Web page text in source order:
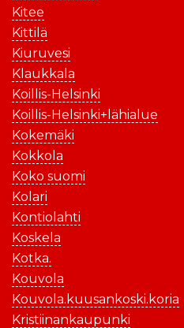
Kitee
Kittilä
Kiuruvesi
Klaukkala
Koillis-Helsinki
Koillis-Helsinki+lähialue
Kokemäki
Kokkola
Koko suomi
Kolari
Kontiolahti
Koskela
Kotka.
Kouvola
Kouvola.kuusankoski.koria
Kristiinankaupunki